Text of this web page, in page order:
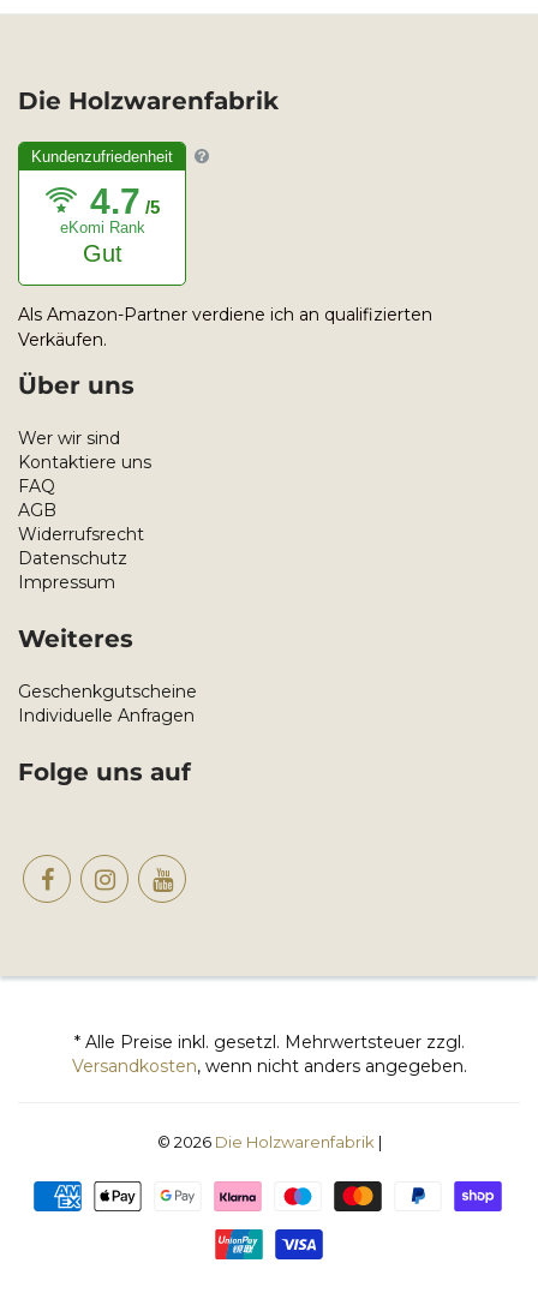
Die Holzwarenfabrik
Kundenzufriedenheit
4.7 /5
eKomi Rank
Gut
Als Amazon-Partner verdiene ich an qualifizierten
Verkäufen.
Über uns
Wer wir sind
Kontaktiere uns
FAQ
AGB
Widerrufsrecht
Datenschutz
Impressum
Weiteres
Geschenkgutscheine
Individuelle Anfragen
Folge uns auf
* Alle Preise inkl. gesetzl. Mehrwertsteuer zzgl.
Versandkosten, wenn nicht anders angegeben.
© 2026 Die Holzwarenfabrik |